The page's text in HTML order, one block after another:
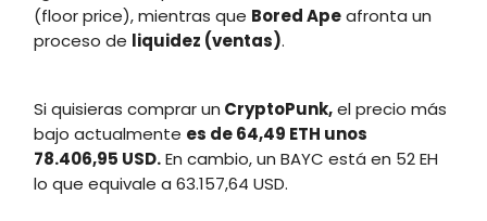
(floor price), mientras que Bored Apeafronta un
proceso de liquidez (ventas).
Si quisieras comprar un CryptoPunk,el precio más
bajo actualmente es de 64,49 ETH unos
78.406,95 USD.En cambio, un BAYC está en 52 EH
lo que equivale a 63.157,64 USD.